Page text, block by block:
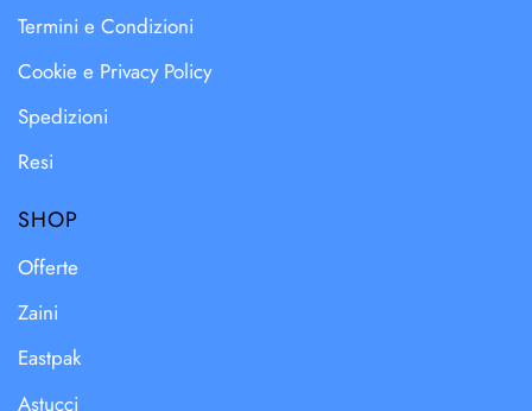
Termini e Condizioni
Cookie e Privacy Policy
Spedizioni
Resi
SHOP
Offerte
Zaini
Eastpak
Astucci